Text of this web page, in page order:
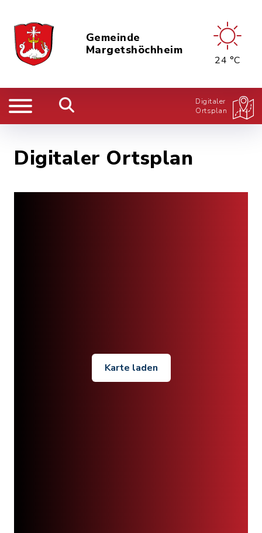
Gemeinde
Margetshöchheim
24 °C
Digitaler
Ortsplan
Digitaler Ortsplan
Karte laden